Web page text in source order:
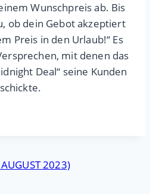
Wunschpreis ab. Bis
ob dein Gebot akzeptiert
Preis in den Urlaub!“ Es
mit denen das
Deal“ seine Kunden
AUGUST 2023)